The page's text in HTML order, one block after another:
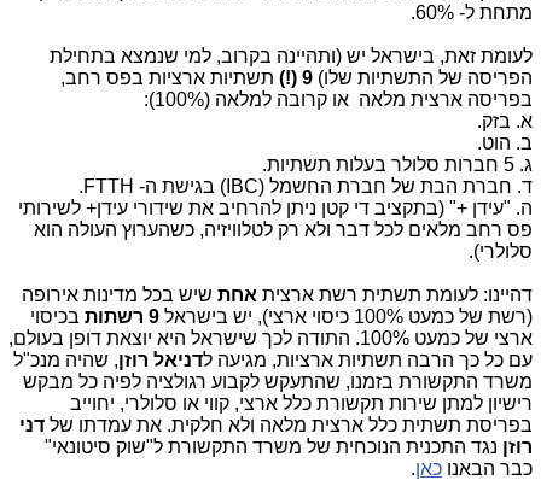
מתחת ל- 60%.
לעומת זאת, בישראל יש (ותהיינה בקרוב, למי שנמצא בתחילת
הפריסה של התשתיות שלו) 9 (!)
תשתיות ארציות בפס רחב,
בפריסה ארצית מלאה או קרובה למלאה (100%):
א. בזק.
ב. הוט.
ג. 5 חברות סלולר בעלות תשתיות.
ד. חברת הבת של חברת החשמל (IBC) בגישת ה- FTTH.
ה. "עידן +" (בתקציב די קטן ניתן להרחיב את שידורי עידן+ לשירותי
פס רחב מלאים לכל דבר ולא רק לטלוויזיה, כשהערוץ העולה הוא
סלולרי).
דהיינו: לעומת תשתית רשת ארצית אחת שיש בכל מדינות אירופה
(רשת של כמעט 100% כיסוי ארצי), יש בישראל
9 רשתות
בכיסוי
ארצי של כמעט 100%. התודה לכך שישראל היא יוצאת דופן בעולם,
עם כל כך הרבה תשתיות ארציות, מגיעה לדניאל רוזן, שהיה מנכ"ל
משרד התקשורת בזמנו, שהתעקש לקבוע רגולציה לפיה כל מבקש
רישיון למתן שירות תקשורת כלל ארצי, קווי או סלולרי, יחוייב
בפריסת תשתית כלל ארצית מלאה ולא חלקית. את עמדתו של דני
רוזן נגד התכנית הנוכחית של משרד התקשורת ל"שוק סיטונאי"
כבר הבאנו כאן.